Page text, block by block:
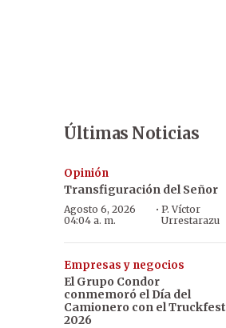
Últimas Noticias
Opinión
Transfiguración del Señor
Agosto 6, 2026
04:04 a. m.
· P. Víctor
Urrestarazu
Empresas y negocios
El Grupo Condor
conmemoró el Día del
Camionero con el Truckfest
2026